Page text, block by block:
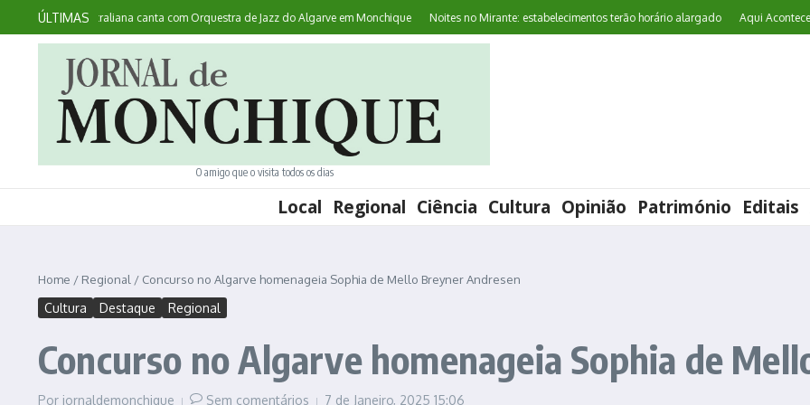
Ir para o conteúdo
ÚLTIMAS
australiana canta com Orquestra de Jazz do Algarve em Monchique Noites no Mirante: estabelecimentos terão horário alargado Aqui Acontece:
O amigo que o visita todos os dias
Local Regional Ciência Cultura Opinião Património Editais
Home / Regional / Concurso no Algarve homenageia Sophia de Mello Breyner Andresen
Cultura Destaque Regional
Concurso no Algarve homenageia Sophia de
Por jornaldemonchique Sem comentários 7 de Janeiro, 2025 15:06